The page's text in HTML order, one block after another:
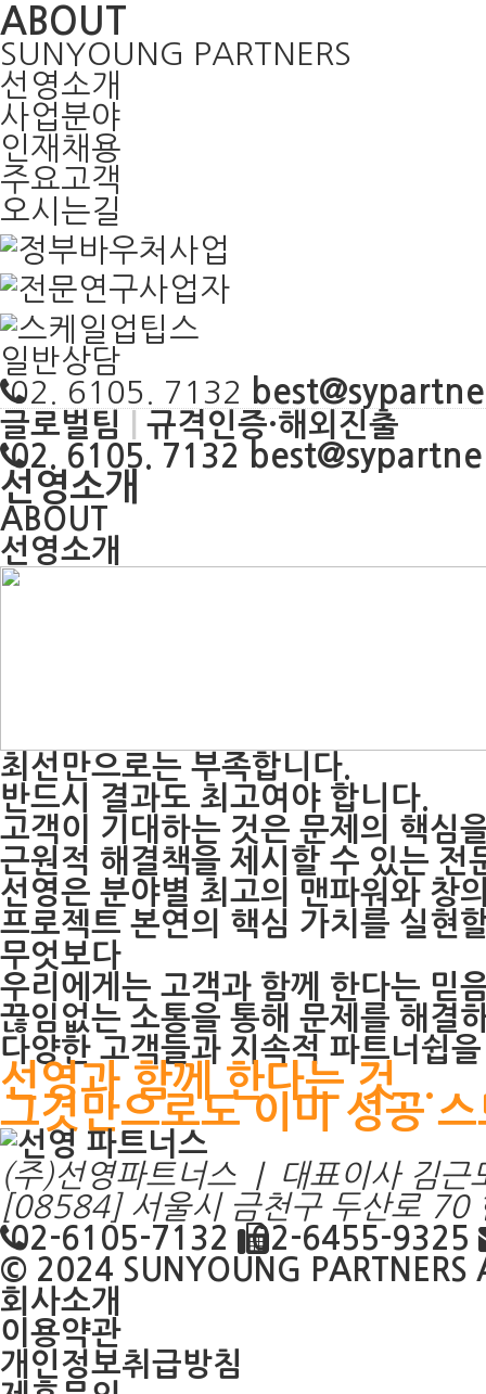
ABOUT
SUNYOUNG PARTNERS
선영소개
사업분야
인재채용
주요고객
오시는길
일반상담
02. 6105. 7132
글로벌팀
규격인증·해외진출
02. 6105. 7132
선영소개
ABOUT
선영소개
최선만으로는 부족합니다.
반드시 결과도 최고여야 합니다.
고객이 기대하는 것은 문제의 핵심
근원적 해결책을 제시할 수 있는 전
선영은 분야별 최고의 맨파워와 창
프로젝트 본연의 핵심 가치를 실현
무엇보다
우리에게는 고객과 함께 한다는 믿
끊임없는 소통을 통해 문제를 해결
다양한 고객들과 지속적 파트너쉽
선영과 함께 한다는 것...
그것만으로도 이미 성공
(주)선영파트너스 | 대표이사 김근
[08584] 서울시 금천구 두산로 70
02-6105-7132
02-6455-9325
© 2024 SUNYOUNG PARTNERS
회사소개
이용약관
개인정보취급방침